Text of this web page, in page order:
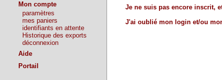
Mon compte
paramètres
mes paniers
identifiants en attente
Historique des exports
déconnexion
Aide
Portail
Je ne suis pas encore inscrit,
J'ai oublié mon login et/ou